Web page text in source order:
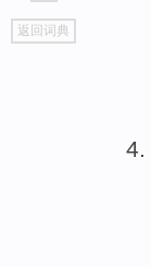
go
top
返回词典